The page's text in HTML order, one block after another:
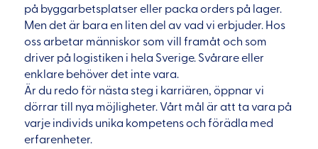
på byggarbetsplatser eller packa orders på lager.
Men det är bara en liten del av vad vi erbjuder. Hos
oss arbetar människor som vill framåt och som
driver på logistiken i hela Sverige. Svårare eller
enklare behöver det inte vara.
Är du redo för nästa steg i karriären, öppnar vi
dörrar till nya möjligheter. Vårt mål är att ta vara på
varje individs unika kompetens och förädla med
erfarenheter.